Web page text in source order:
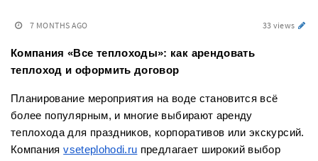
7 MONTHS AGO 33 views
Компания «Все теплоходы»: как арендовать
теплоход и оформить договор
Планирование мероприятия на воде становится всё
более популярным, и многие выбирают аренду
теплохода для праздников, корпоративов или экскурсий.
Компания vseteplohodi.ru предлагает широкий выбор